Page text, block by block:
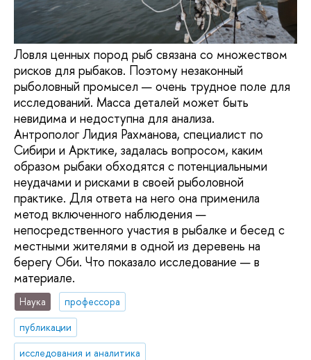
Ловля ценных пород рыб связана со множеством
рисков для рыбаков. Поэтому незаконный
рыболовный промысел — очень трудное поле для
исследований. Масса деталей может быть
невидима и недоступна для анализа.
Антрополог Лидия Рахманова, специалист по
Сибири и Арктике, задалась вопросом, каким
образом рыбаки обходятся с потенциальными
неудачами и рисками в своей рыболовной
практике. Для ответа на него она применила
метод включенного наблюдения —
непосредственного участия в рыбалке и бесед с
местными жителями в одной из деревень на
берегу Оби. Что показало исследование — в
материале.
Наука
профессора
публикации
исследования и аналитика